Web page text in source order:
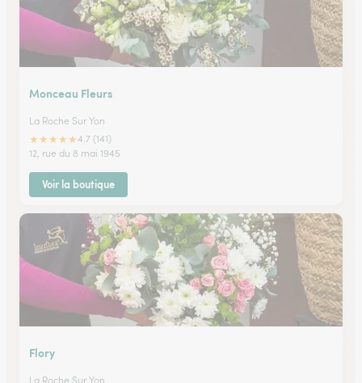
Monceau Fleurs
La Roche Sur Yon
★★★★★4.7 (141)
12, rue du 8 mai 1945
Voir la boutique
Flory
La Roche Sur Yon